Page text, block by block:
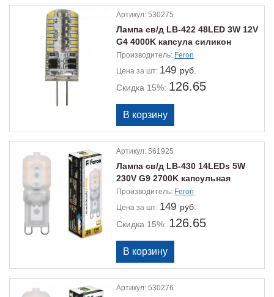
Артикул:530275
Лампа св/д LB-422 48LED 3W 12V
G4 4000K капсула силикон
Производитель: Feron
Цена за шт: 149 руб.
Скидка 15%: 126.65
Артикул:561925
Лампа св/д LB-430 14LEDs 5W
230V G9 2700K капсульная
теплый
Производитель: Feron
Цена за шт: 149 руб.
Скидка 15%: 126.65
Артикул:530276